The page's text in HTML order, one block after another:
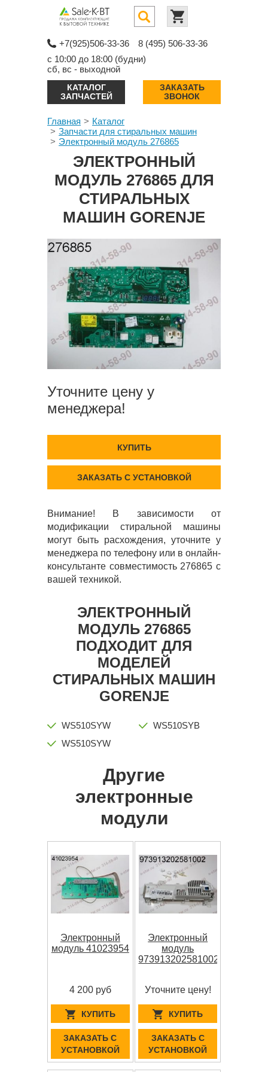
+7(925)506-33-36
8 (495) 506-33-36
с 10:00 до 18:00 (будни)
сб, вс - выходной
КАТАЛОГ
ЗАПЧАСТЕЙ
ЗАКАЗАТЬ
ЗВОНОК
Главная
Каталог
Запчасти для стиральных машин
Электронный модуль 276865
ЭЛЕКТРОННЫЙ
МОДУЛЬ 276865 ДЛЯ
СТИРАЛЬНЫХ
МАШИН GORENJE
Уточните цену у
менеджера!
КУПИТЬ
ЗАКАЗАТЬ С УСТАНОВКОЙ
Внимание! В зависимости от
модификации стиральной машины
могут быть расхождения, уточните у
менеджера по телефону или в онлайн-
консультанте совместимость 276865 с
вашей техникой.
ЭЛЕКТРОННЫЙ
МОДУЛЬ 276865
ПОДХОДИТ ДЛЯ
МОДЕЛЕЙ
СТИРАЛЬНЫХ МАШИН
GORENJE
WS510SYW
WS510SYW
WS510SYB
Другие
электронные
модули
Электронный
модуль 41023954
4 200 руб
КУПИТЬ
ЗАКАЗАТЬ С
УСТАНОВКОЙ
Электронный
модуль
973913202581002
Уточните цену!
КУПИТЬ
ЗАКАЗАТЬ С
УСТАНОВКОЙ